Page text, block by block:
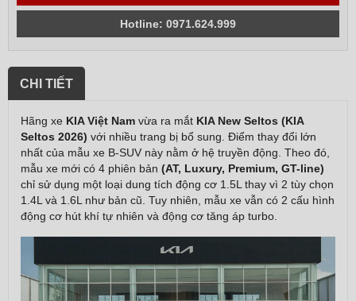
Hotline: 0971.624.999
CHI TIẾT
Hãng xe KIA Việt Nam vừa ra mắt KIA New Seltos (KIA
Seltos 2026) với nhiều trang bị bổ sung. Điểm thay đổi lớn
nhất của mẫu xe B-SUV này nằm ở hệ truyền động. Theo đó,
mẫu xe mới có 4 phiên bản (AT, Luxury, Premium, GT-line)
chỉ sử dụng một loại dung tích động cơ 1.5L thay vì 2 tùy chọn
1.4L và 1.6L như bản cũ. Tuy nhiên, mẫu xe vẫn có 2 cấu hình
động cơ hút khí tự nhiên và động cơ tăng áp turbo.